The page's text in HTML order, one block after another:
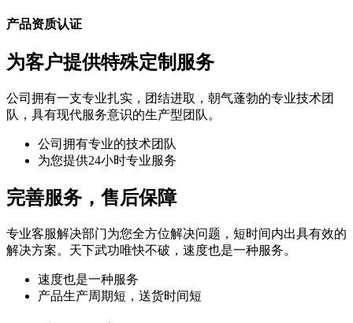
产品资质认证
为客户提供特殊定制服务
公司拥有一支专业扎实，团结进取，朝气蓬勃的专业技术团
队，具有现代服务意识的生产型团队。
公司拥有专业的技术团队
为您提供24小时专业服务
完善服务，售后保障
专业客服解决部门为您全方位解决问题，短时间内出具有效的
解决方案。天下武功唯快不破，速度也是一种服务。
速度也是一种服务
产品生产周期短，送货时间短